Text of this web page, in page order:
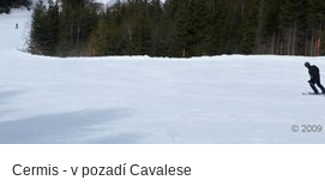
Cermis - v pozadí Cavalese